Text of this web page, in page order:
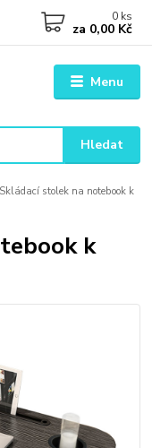
Menu
Hledat
0 ks
za 0,00 Kč
Skládací stolek na notebook k
k